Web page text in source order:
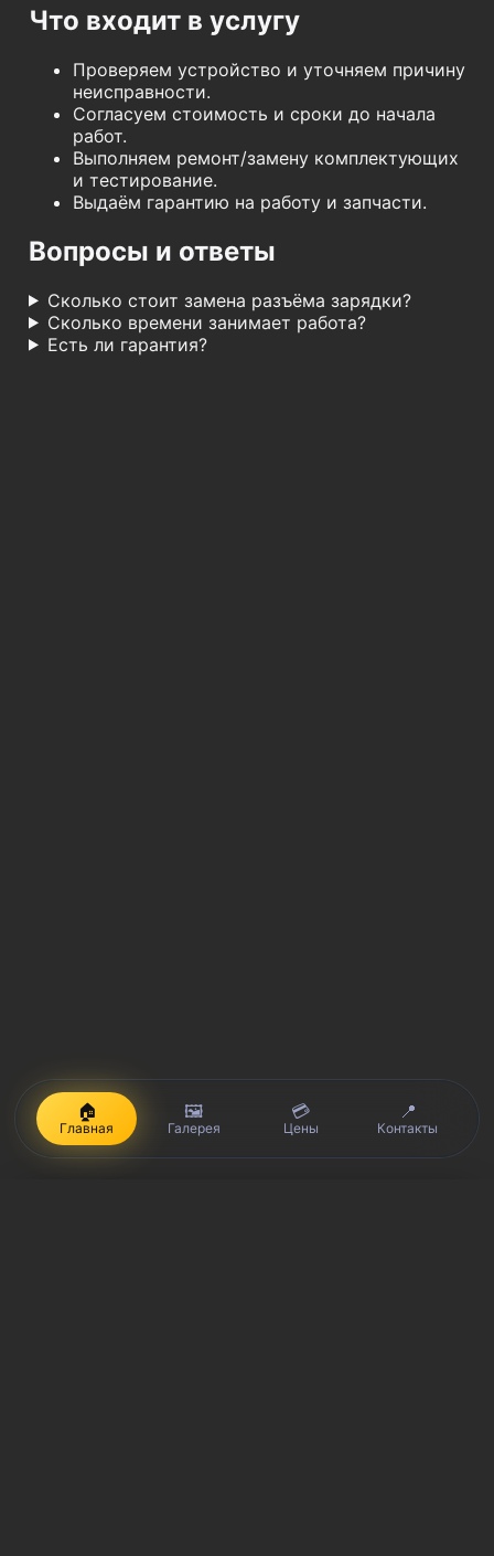
Что входит в услугу
Проверяем устройство и уточняем причину
неисправности.
Согласуем стоимость и сроки до начала
работ.
Выполняем ремонт/замену комплектующих
и тестирование.
Выдаём гарантию на работу и запчасти.
Вопросы и ответы
Сколько стоит замена разъёма зарядки?
Сколько времени занимает работа?
Есть ли гарантия?
🏠
Главная
🖼️
Галерея
💳
Цены
📍
Контакты